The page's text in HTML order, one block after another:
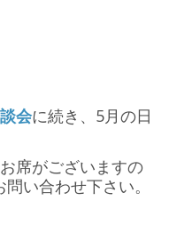
会に続き、5月の日
席がございますの
問い合わせ下さい。